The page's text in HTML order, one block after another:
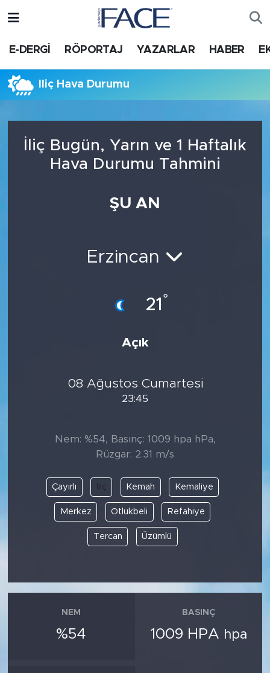
E-DERGİ RÖPORTAJ YAZARLAR HABER
İliç Hava Durumu
İliç Bugün, Yarın ve 1 Haftalık
Hava Durumu Tahmini
ŞU AN
Erzincan
21 °
Açık
08 Ağustos Cumartesi
23:45
Nem: %54, Basınç: 1009 hpa hPa,
Rüzgar: 2.31 m/s
Çayırlı İliç Kemah Kemaliye
Merkez Otlukbeli Refahiye
Tercan Üzümlü
NEM
%54
BASINÇ
1009 HPA hpa
HABER
Nöbetçi Eczaneler
Hava Durumu
Süper Lig Puan Durumu ve Fikstür
Tüm Manşetler
Son Dakika Haberleri